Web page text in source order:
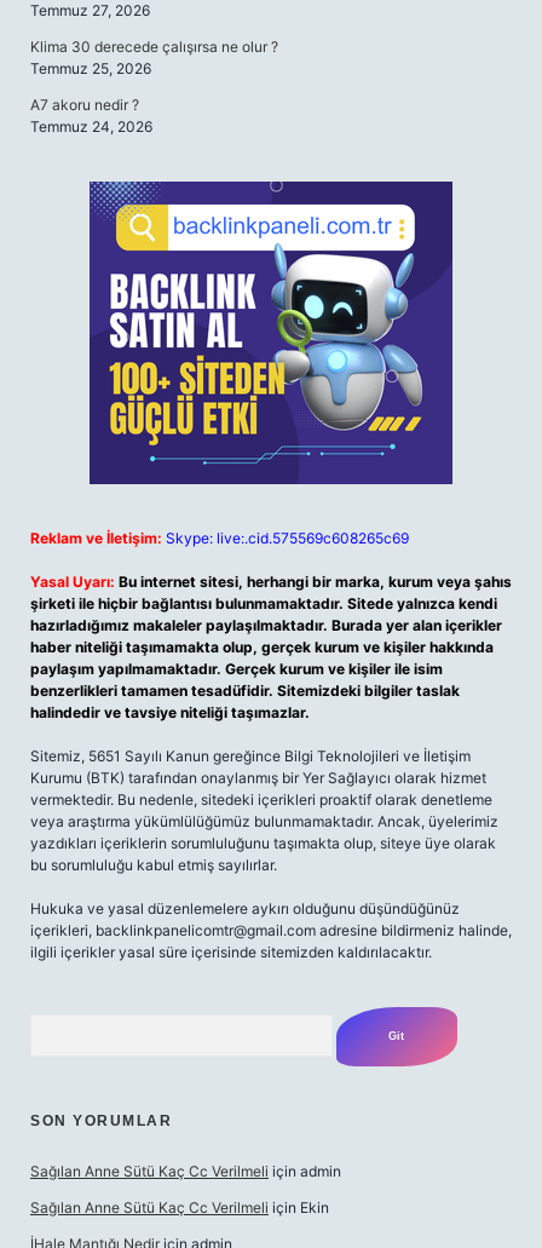
Temmuz 27, 2026
Klima 30 derecede çalışırsa ne olur ?
Temmuz 25, 2026
A7 akoru nedir ?
Temmuz 24, 2026
Reklam ve İletişim: Skype: live:.cid.575569c608265c69
Yasal Uyarı: Bu internet sitesi, herhangi bir marka, kurum veya şahıs
şirketi ile hiçbir bağlantısı bulunmamaktadır. Sitede yalnızca kendi
hazırladığımız makaleler paylaşılmaktadır. Burada yer alan içerikler
haber niteliği taşımamakta olup, gerçek kurum ve kişiler hakkında
paylaşım yapılmamaktadır. Gerçek kurum ve kişiler ile isim
benzerlikleri tamamen tesadüfidir. Sitemizdeki bilgiler taslak
halindedir ve tavsiye niteliği taşımazlar.
Sitemiz, 5651 Sayılı Kanun gereğince Bilgi Teknolojileri ve İletişim
Kurumu (BTK) tarafından onaylanmış bir Yer Sağlayıcı olarak hizmet
vermektedir. Bu nedenle, sitedeki içerikleri proaktif olarak denetleme
veya araştırma yükümlülüğümüz bulunmamaktadır. Ancak, üyelerimiz
yazdıkları içeriklerin sorumluluğunu taşımakta olup, siteye üye olarak
bu sorumluluğu kabul etmiş sayılırlar.
Hukuka ve yasal düzenlemelere aykırı olduğunu düşündüğünüz
içerikleri, backlinkpanelicomtr@gmail.com adresine bildirmeniz halinde,
ilgili içerikler yasal süre içerisinde sitemizden kaldırılacaktır.
SON YORUMLAR
Sağılan Anne Sütü Kaç Cc Verilmeli için admin
Sağılan Anne Sütü Kaç Cc Verilmeli için Ekin
İHale Mantığı Nedir için admin